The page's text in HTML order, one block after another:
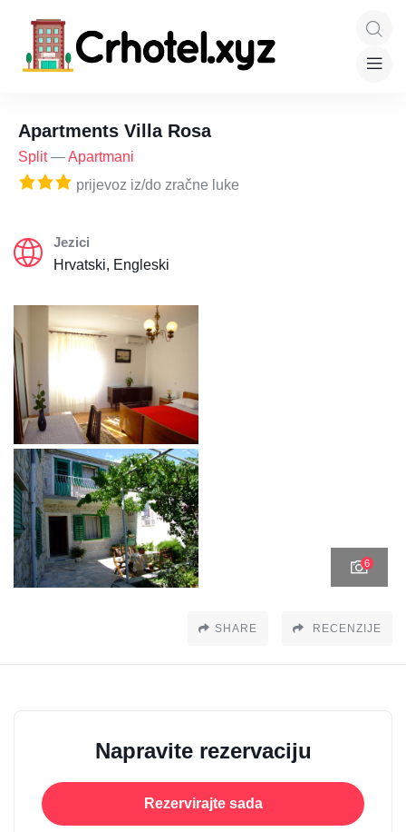
Apartments Villa Rosa
Split—Apartmani
prijevoz iz/do zračne luke
Jezici
Hrvatski, Engleski
6
SHARE RECENZIJE
Napravite rezervaciju
Rezervirajte sada